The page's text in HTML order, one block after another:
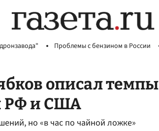
Проблемы с бензином в России
описал темпы
РФ и США
но «в час по чайной ложке»